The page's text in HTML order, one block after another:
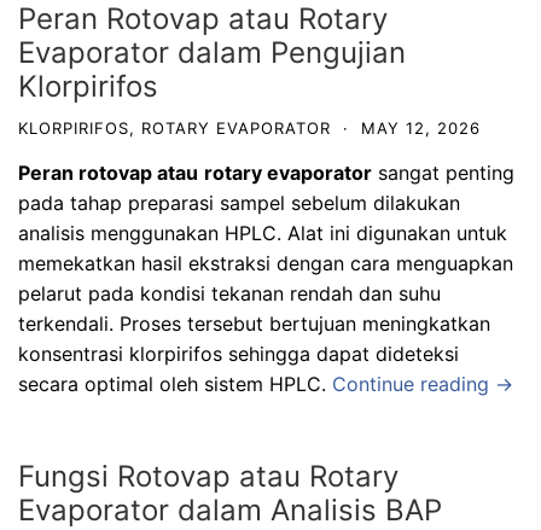
Peran Rotovap atau Rotary
Evaporator dalam Pengujian
Klorpirifos
KLORPIRIFOS, ROTARY EVAPORATOR · MAY 12, 2026
Peran rotovap atau rotary evaporator sangat penting
pada tahap preparasi sampel sebelum dilakukan
analisis menggunakan HPLC. Alat ini digunakan untuk
memekatkan hasil ekstraksi dengan cara menguapkan
pelarut pada kondisi tekanan rendah dan suhu
terkendali. Proses tersebut bertujuan meningkatkan
konsentrasi klorpirifos sehingga dapat dideteksi
secara optimal oleh sistem HPLC. Continue reading →
Fungsi Rotovap atau Rotary
Evaporator dalam Analisis BAP